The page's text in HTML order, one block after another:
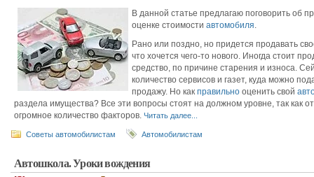
В данной статье предлагаю поговорить об
оценке стоимости автомобиля.
Рано или поздно, но придется продавать
что хочется чего-то нового. Иногда стоит
средство, по причине старения и износа.
количество сервисов и газет, куда можно
продажу. Но как правильно оценить свой
раздела имущества? Все эти вопросы стоят на должном уровне, так как
огромное количество факторов. Читать далее...
Советы автомобилистам Автомобилистам
Автошкола. Уроки вождения